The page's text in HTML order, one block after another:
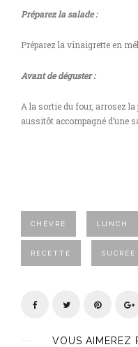
Préparez la salade :
Préparez la vinaigrette en
Avant de déguster :
A la sortie du four, arrosez la
aussitôt accompagné d’une
CHÈVRE LUNCH
RECETTE
VOUS AIMEREZ